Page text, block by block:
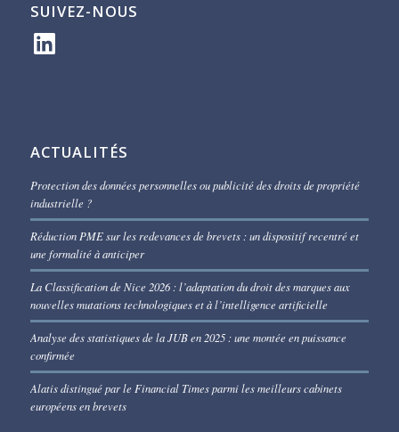
SUIVEZ-NOUS
LinkedIn
ACTUALITÉS
Protection des données personnelles ou publicité des droits de propriété
industrielle ?
Réduction PME sur les redevances de brevets : un dispositif recentré et
une formalité à anticiper
La Classification de Nice 2026 : l’adaptation du droit des marques aux
nouvelles mutations technologiques et à l’intelligence artificielle
Analyse des statistiques de la JUB en 2025 : une montée en puissance
confirmée
Alatis distingué par le Financial Times parmi les meilleurs cabinets
européens en brevets